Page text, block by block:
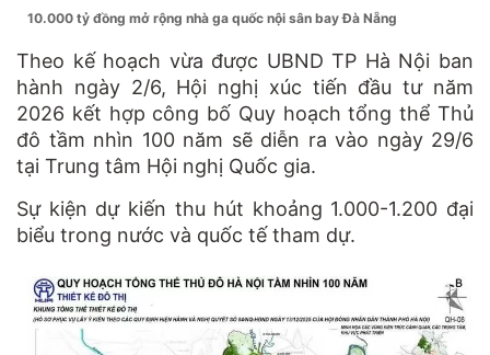
10.000 tỷ đồng mở rộng nhà ga quốc nội sân bay Đà Nẵng
Theo kế hoạch vừa được UBND TP Hà Nội ban
hành ngày 2/6, Hội nghị xúc tiến đầu tư năm
2026 kết hợp công bố Quy hoạch tổng thể Thủ
đô tầm nhìn 100 năm sẽ diễn ra vào ngày 29/6
tại Trung tâm Hội nghị Quốc gia.
Sự kiện dự kiến thu hút khoảng 1.000-1.200 đại
biểu trong nước và quốc tế tham dự.